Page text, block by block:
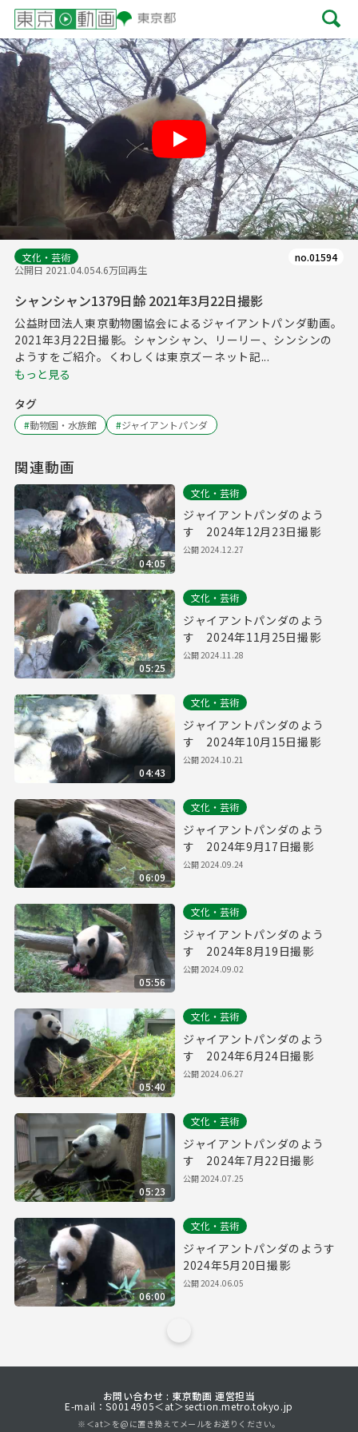
Play
文化・芸術
公開日 2021.04.054.6万回再生
no.01594
シャンシャン1379日齢 2021年3月22日撮影
公益財団法人東京動物園協会によるジャイアントパンダ動画。
2021年3月22日撮影。シャンシャン、リーリー、シンシンの
ようすをご紹介。くわしくは東京ズーネット記...
もっと見る
タグ
#動物園・水族館 #ジャイアントパンダ
関連動画
04:05
文化・芸術
ジャイアントパンダのよう
す 2024年12月23日撮影
公開2024.12.27
05:25
文化・芸術
ジャイアントパンダのよう
す 2024年11月25日撮影
公開2024.11.28
04:43
文化・芸術
ジャイアントパンダのよう
す 2024年10月15日撮影
公開2024.10.21
06:09
文化・芸術
ジャイアントパンダのよう
す 2024年9月17日撮影
公開2024.09.24
05:56
文化・芸術
ジャイアントパンダのよう
す 2024年8月19日撮影
公開2024.09.02
05:40
文化・芸術
ジャイアントパンダのよう
す 2024年6月24日撮影
公開2024.06.27
05:23
文化・芸術
ジャイアントパンダのよう
す 2024年7月22日撮影
公開2024.07.25
06:00
文化・芸術
ジャイアントパンダのようす
2024年5月20日撮影
公開2024.06.05
お問い合わせ : 東京動画 運営担当
E-mail：S0014905＜at＞section.metro.tokyo.jp
※＜at＞を@に置き換えてメールをお送りください。